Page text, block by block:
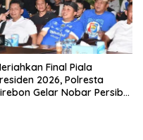
Final Piala
2026, Polresta
Gelar Nobar Persib